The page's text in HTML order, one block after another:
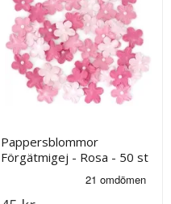
Pappersblommor
Förgätmigej - Rosa - 50 st